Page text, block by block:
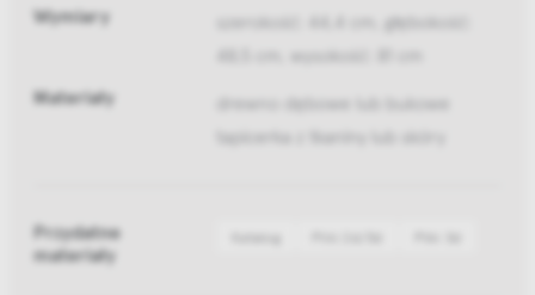
Wymiary
szerokość: 44,4 cm, głębokość:
48,5 cm, wysokość: 81 cm
Materiały
drewno dębowe lub bukowe
tapicerka z tkaniny lub skóry
Przydatne
materiały
Katalog